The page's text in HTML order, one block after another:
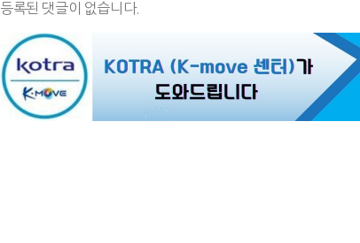
등록된 댓글이 없습니다.